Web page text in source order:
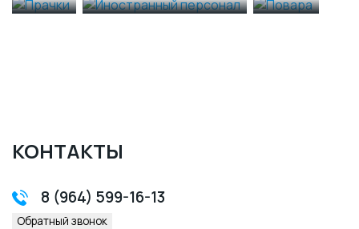
КОНТАКТЫ
8 (964) 599-16-13
Обратный звонок